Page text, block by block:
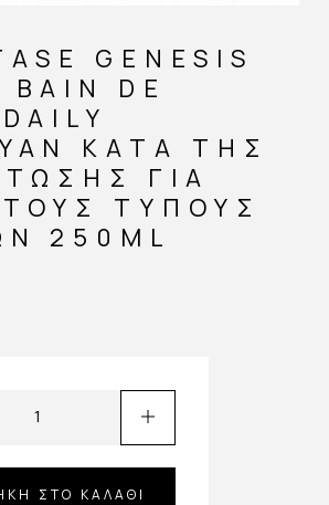
GENESIS
BAIN DE
ΚΑΤΆ ΤΗΣ
ΓΙΑ
ΤΎΠΟΥΣ
250ML
ΣΤΟ ΚΑΛΆΘΙ